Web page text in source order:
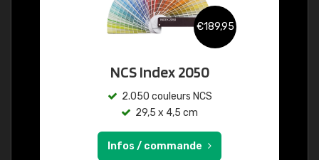
€189,95
NCS Index 2050
2.050 couleurs NCS
29,5 x 4,5 cm
Infos / commande